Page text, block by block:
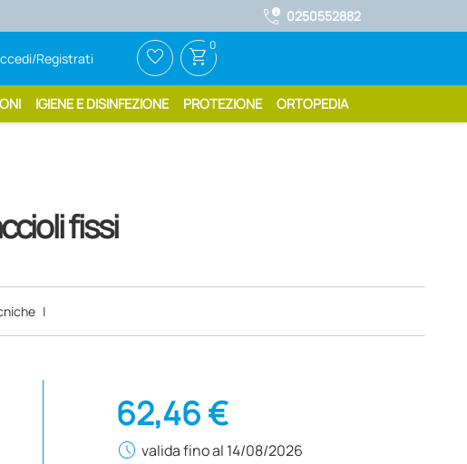
call_quality 0250552882
Registrati favorite_border shopping_cart 0
IGIENE E DISINFEZIONE PROTEZIONE ORTOPEDIA
fissi
|
62,46 €
schedule valida fino al 14/08/2026